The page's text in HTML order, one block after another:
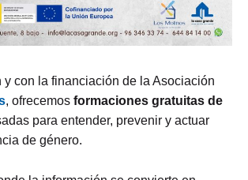
y con la financiación de la Asociación
, ofrecemos formaciones gratuitas de
para entender, prevenir y actuar
de género.